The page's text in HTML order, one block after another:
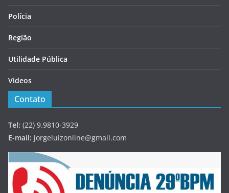
Polícia
Região
Utilidade Pública
Videos
Contato
Tel: (22) 9.9810-3929
E-mail: jorgeluizonline@gmail.com